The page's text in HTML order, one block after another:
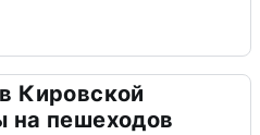
Кировской
на пешеходов